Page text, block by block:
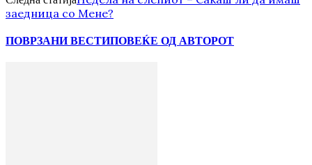
заедница со Мене?
ПОВРЗАНИ ВЕСТИПОВЕЌЕ ОД АВТОРОТ